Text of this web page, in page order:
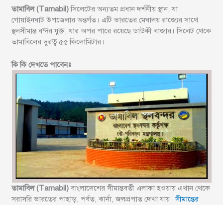
তামাবিল (Tamabil)সিলেটের অন্যতম প্রধান দর্শনীয় স্থান, যা
গোয়াইনঘাট উপজেলার অন্তর্গত। এটি ভারতের মেঘালয় রাজ্যের সাথে
স্থলসীমান্ত বন্দর যুক্ত, যার অপর পারে রয়েছে ডাউকী বাজার। সিলেট থেকে
তামাবিলের দুরত্ব ৫৫ কিলোমিটার।
কি কি দেখতে পাবেনঃ
তামাবিল (Tamabil)বাংলাদেশের সীমান্তবর্তী এলাকা হওয়ায় এখান থেকে
সরাসরি ভারতের পাহাড়, পর্বত, ঝার্না, জলপ্রপাত দেখা যায়।সীমান্তের